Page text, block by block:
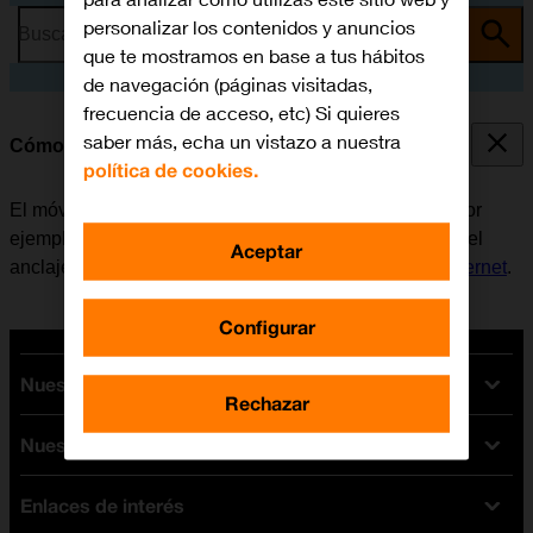
Busca por problema o tema
Cómo utilizar el anclaje a red (tethering)
El móvil se puede utilizar para conectarse a internet, por
ejemplo, desde un ordenador portátil. Antes de utilizar el
anclaje a red, es necesario
configurar el móvil para internet.
Nuestras tarifas
Tarifas Orange
Tarifas fibra y móvil
Tarifas móviles
Nuestros dispositivos
Ofertas en móviles
Enlaces de interés
personalizar los contenidos y anuncios
que te mostramos en base a tus hábitos
de navegación (páginas visitadas,
frecuencia de acceso, etc) Si quieres
saber más, echa un vistazo a nuestra
política de cookies.
Configurar
Rechazar
Aceptar